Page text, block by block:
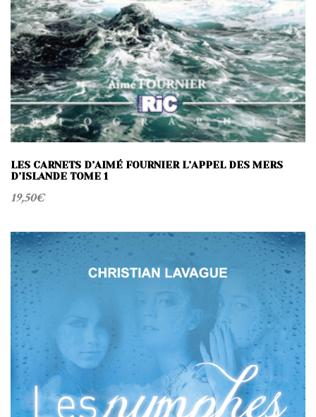
LES CARNETS D’AIMÉ FOURNIER L’APPEL DES MERS
D’ISLANDE TOME 1
19,50€